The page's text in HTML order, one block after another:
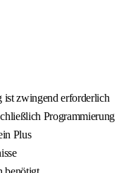
ist zwingend erforderlich
Programmierung
Plus